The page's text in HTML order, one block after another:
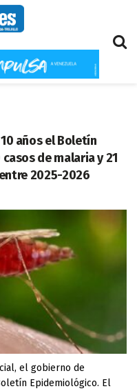
años el Boletín
de malaria y 21
2025-2026
el gobierno de
Epidemiológico. El